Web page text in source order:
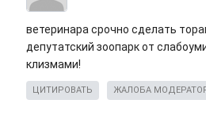
ветеринара срочно сделать
депутатский зоопарк от
клизмами!
ЦИТИРОВАТЬ ЖАЛОБА